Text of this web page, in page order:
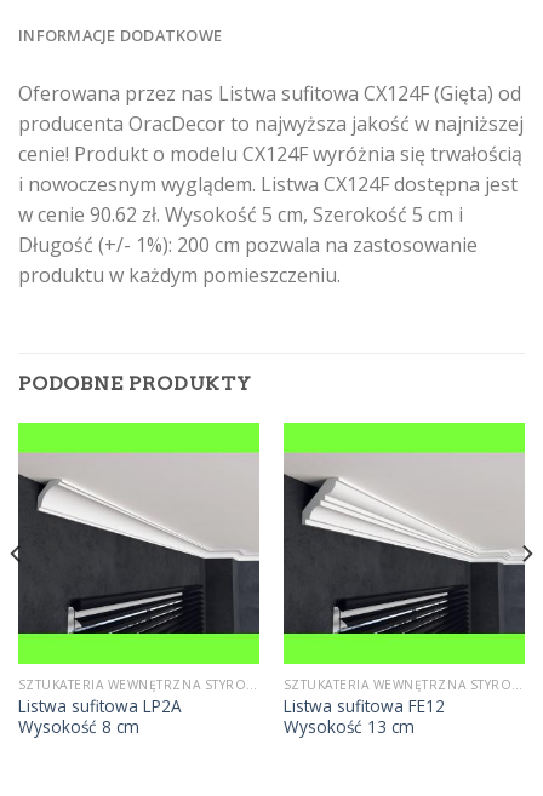
INFORMACJE DODATKOWE
Oferowana przez nas Listwa sufitowa CX124F (Gięta) od
producenta OracDecor to najwyższa jakość w najniższej
cenie! Produkt o modelu CX124F wyróżnia się trwałością
i nowoczesnym wyglądem. Listwa CX124F dostępna jest
w cenie 90.62 zł. Wysokość 5 cm, Szerokość 5 cm i
Długość (+/- 1%): 200 cm pozwala na zastosowanie
produktu w każdym pomieszczeniu.
PODOBNE PRODUKTY
SZTUKATERIA WEWNĘTRZNA STYROPIANOWA
Listwa sufitowa LP2A
Wysokość 8 cm
SZTUKATERIA WEWNĘTRZNA STYROPIANOWA
Listwa sufitowa FE12
Wysokość 13 cm